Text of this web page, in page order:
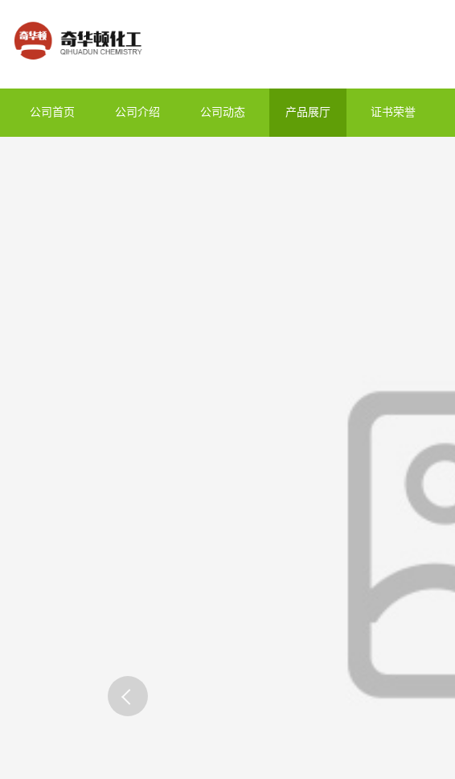
公司首页 公司介绍 公司动态 产品展厅 证书荣誉